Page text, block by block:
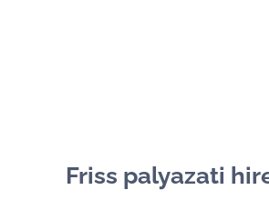
Friss palyazati